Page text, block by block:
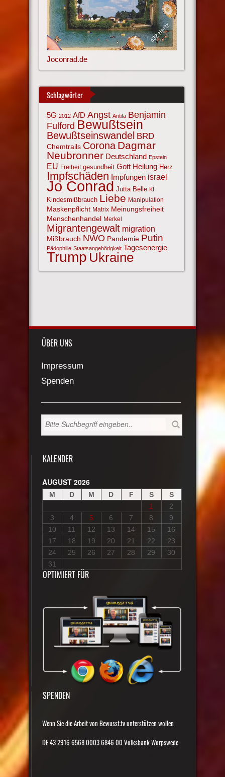
Joconrad.de
Schlagwörter
5G 2012 AfD Angst Antifa Benjamin
Fulford Bewußtsein
Bewußtseinswandel BRD
Chemtrails Corona Dagmar
Neubronner Deutschland Epstein
EU Freiheit gesundheit Gott Heilung Herz
Impfschäden Impfungen israel
Jo Conrad Jutta Belle KI
Kindesmißbrauch Liebe Manipulation
Maskenpflicht Matrix Meinungsfreiheit
Menschenhandel Merkel
Migrantengewalt migration
Mißbrauch NWO Pandemie Putin
Pädophilie Staatsangehörigkeit Tagesenergie
Trump Ukraine
ÜBER UNS
Impressum
Spenden
KALENDER
AUGUST 2026
M D M D F S
S
1
2
3
4 5 6 7 8
9
10
11 12 13 14 15
16
17
18 19 20 21 22
23
24
25 26 27 28 29
30
31
OPTIMIERT FÜR
SPENDEN
Wenn Sie die Arbeit von Bewusst.tv unterstützen wollen
DE 43 2916 6568 0003 6846 00 Volksbank Worpswede